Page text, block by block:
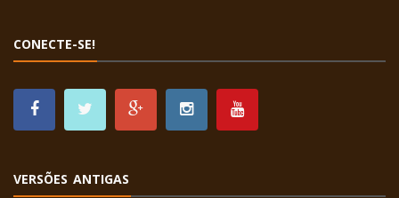
CONECTE-SE!
VERSÕES ANTIGAS